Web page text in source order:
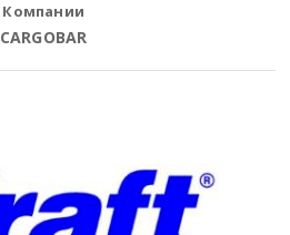
Компании
CARGOBAR